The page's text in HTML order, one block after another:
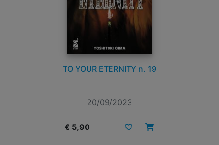
TO YOUR ETERNITY n. 19
20/09/2023
€ 5,90